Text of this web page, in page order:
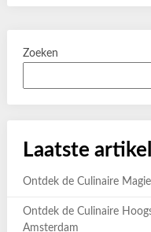
Zoeken
Laatste
Ontdek de Culinaire
Ontdek de Culinaire
Amsterdam